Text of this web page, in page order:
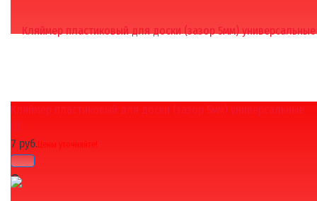
избранное сравнить
Кляймер пластиковый для доски (зазор 5мм) универсальные
(0)
7 руб.Цены уточняйте!